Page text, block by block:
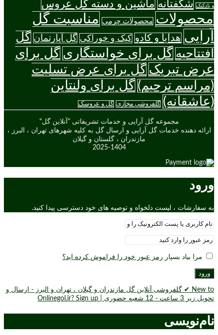
و بادکنک شگفتانه ماشین و دسته گل عروس
محصولات محصولات چرمی مناسبت گل
آرایی هدایا و کادو کیک و خوراکی گل آپارتمان گل
افتتاحیه گل برای خواستگاری گل برای
عرض تبریک گل برای عرض تسلیت
(مراسم ترحیم) گل برای ولنتاین
(عاشقانه)
گلفروشی مجازی گل و عروسک
مجموعه گل آرایی و خدمات تشریفاتی "آنلاین گل"
ارائه دهنده خدمات گل آرایی و ارسال گل به کلیه شهرهای تهران ، البرز ،
مازندران ، گلستان و گیلان
2025-1404
ورود
به سفارشات ، لیست دلخواه و توصیه های خود دسترسی پیدا کنید.
مرا بیاد بسپار رمز عبور خود را فراموش کرده اید؟
ورود
New to ✔ گلفروشی آنلاین گل مازندران و گیلان ، تهران و البرز - ارسال و
تحویل زیر 3 ساعت - 12 شعبه حضوری | Onlinegol.ir? Sign up
نام‌نویسی